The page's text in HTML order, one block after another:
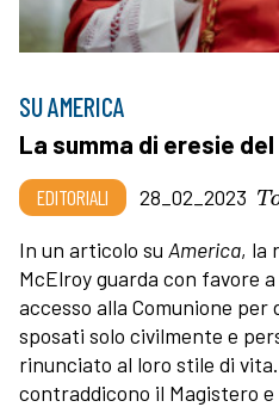
SU AMERICA
La summa di eresie
EDITORIALI 28_02_2023
In un articolo su America, la
McElroy guarda con favore
accesso alla Comunione
sposati solo civilmente e
rinunciato al loro stile di
contraddicono il Magistero